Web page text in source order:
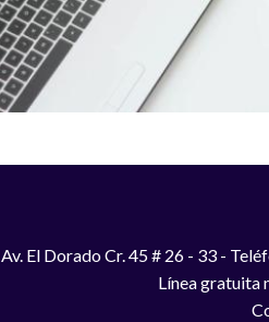
Av. El Dorado Cr. 45 # 26 - 33 -
Línea gratuita